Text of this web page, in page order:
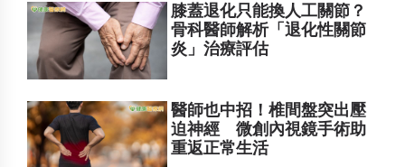
膝蓋退化只能換人工關節？
骨科醫師解析「退化性關節
炎」治療評估
醫師也中招！椎間盤突出壓
迫神經 微創內視鏡手術助
重返正常生活